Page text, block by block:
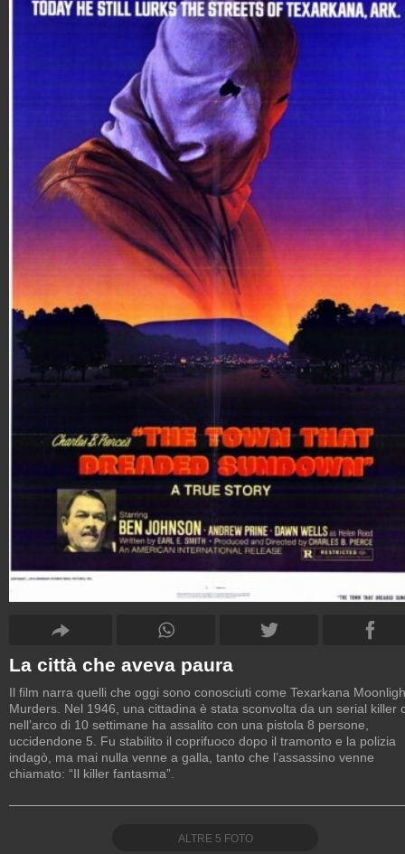
La città che aveva paura
Il film narra quelli che oggi sono conosciuti come Texarkana
Murders. Nel 1946, una cittadina è stata sconvolta da un serial killer
nell’arco di 10 settimane ha assalito con una pistola 8 persone,
uccidendone 5. Fu stabilito il coprifuoco dopo il tramonto e la polizia
indagò, ma mai nulla venne a galla, tanto che l’assassino venne
chiamato: “Il killer fantasma”.
ALTRE 5 FOTO